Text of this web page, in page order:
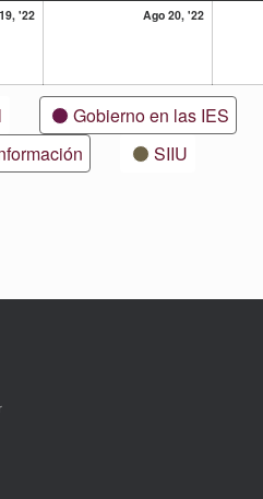
'2219
Ago 20, '2220
Gobierno en las IES
SIIU